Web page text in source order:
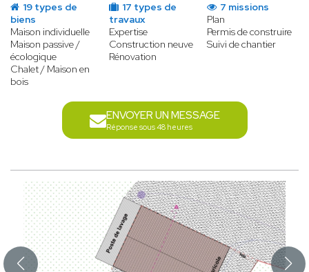
19 types de
biens
Maison individuelle
Maison passive /
écologique
Chalet / Maison en
bois
17 types de
travaux
Expertise
Construction neuve
Rénovation
7 missions
Plan
Permis de construire
Suivi de chantier
ENVOYER UN MESSAGE
Réponse sous 48 heures